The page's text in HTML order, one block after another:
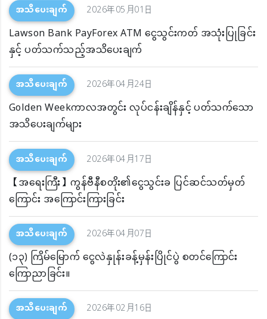
အသိပေးချက် 2026年05月01日
Lawson Bank PayForex ATM ငွေသွင်းကတ် အသုံးပြုခြင်း
နှင့် ပတ်သက်သည့်အသိပေးချက်
အသိပေးချက် 2026年04月24日
Golden Weekကာလအတွင်း လုပ်ငန်းချိန်နှင့် ပတ်သက်သော
အသိပေးချက်များ
အသိပေးချက် 2026年04月17日
【အရေးကြီး】ကွန်ဗီနီစတိုး၏ငွေသွင်းခ ပြင်ဆင်သတ်မှတ်
ကြောင်း အကြောင်းကြားခြင်း
အသိပေးချက် 2026年04月07日
(၁၃) ကြိမ်မြောက် ငွေလဲနှုန်းခန့်မှန်းပြိုင်ပွဲ စတင်ကြောင်း
ကြောညာခြင်း။
အသိပေးချက် 2026年02月16日